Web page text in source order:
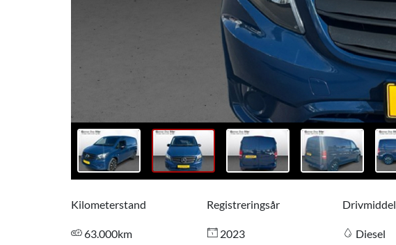
Kilometerstand
63.000km
Registreringsår
2023
Drivmiddel
Diesel